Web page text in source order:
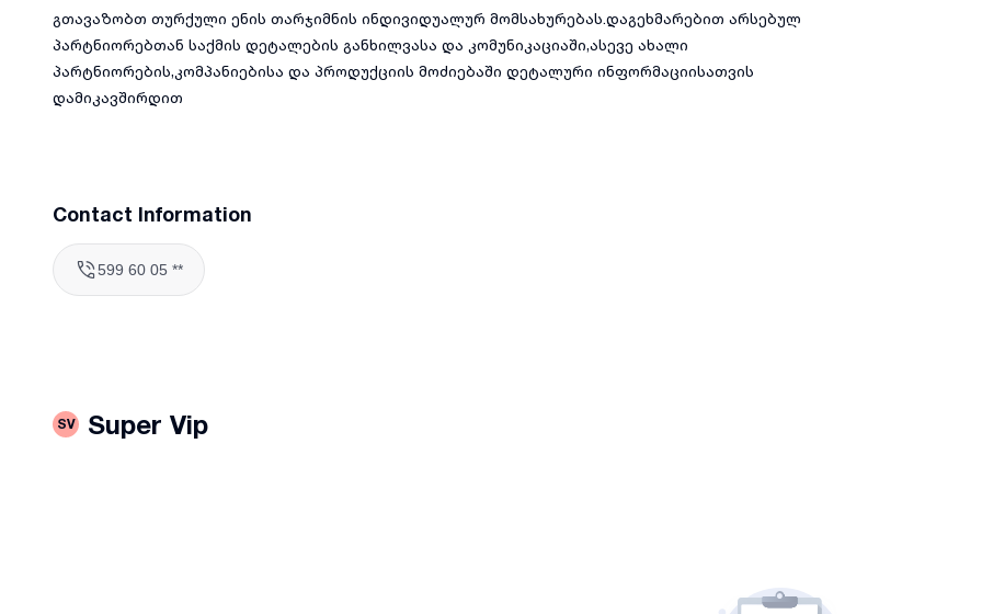
გთავაზობთ თურქული ენის თარჯიმნის ინდივიდუალურ მომსახურებას.დაგეხმარებით არსებულ
პარტნიორებთან საქმის დეტალების განხილვასა და კომუნიკაციაში,ასევე ახალი
პარტნიორების,კომპანიებისა და პროდუქციის მოძიებაში დეტალური ინფორმაციისათვის
დამიკავშირდით
Contact Information
599 60 05 **
SV Super Vip